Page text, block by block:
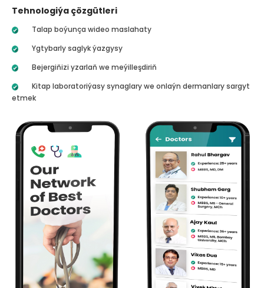
Tehnologiýa çözgütleri
Talap boýunça wideo maslahaty
Ygtybarly saglyk ýazgysy
Bejergiňizi yzarlaň we meýilleşdiriň
Kitap laboratoriýasy synaglary we onlaýn dermanlary sargyt
etmek